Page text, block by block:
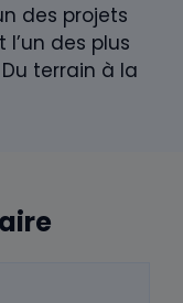
des projets
des plus
terrain à la